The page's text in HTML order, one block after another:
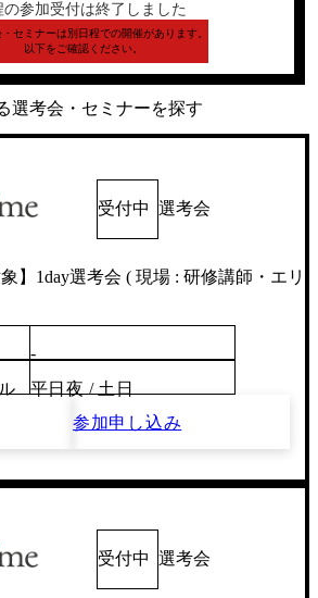
の参加受付は終了しました
セミナーは別日程での開催があります。
以下をご確認ください。
選考会・セミナーを探す
受付中 選考会
】1day選考会 ( 現場 : 研修講師・エリ
-
平日夜 / 土日
参加申し込み
受付中 選考会